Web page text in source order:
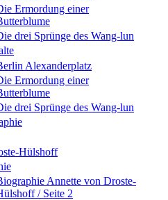
Ermordung einer
drei Sprünge des Wang-lun
Alexanderplatz
Ermordung einer
drei Sprünge des Wang-lun
Hülshoff
Annette von Droste-
/ Seite 2